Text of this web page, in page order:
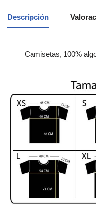
Descripción
Camisetas, 100%